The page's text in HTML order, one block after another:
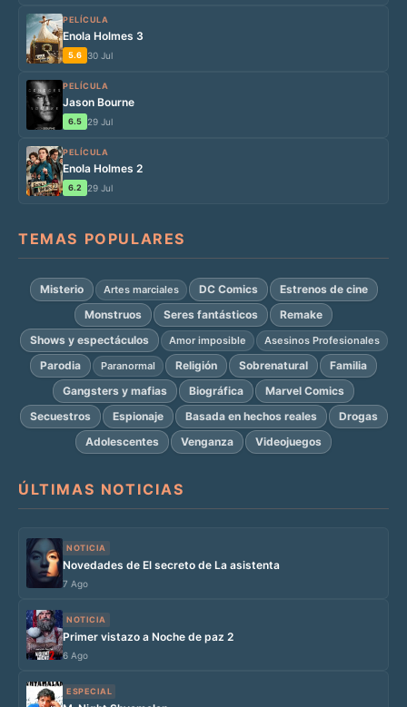
PELÍCULA
Enola Holmes 3
5.6 30 Jul
PELÍCULA
Jason Bourne
6.5 29 Jul
PELÍCULA
Enola Holmes 2
6.2 29 Jul
TEMAS POPULARES
Misterio Artes marciales DC Comics
Estrenos de cine
Monstruos
Seres fantásticos
Remake
Shows y espectáculos
Amor imposible Asesinos Profesionales
Parodia Paranormal Religión Sobrenatural
Familia
Gangsters y mafias
Biográfica
Marvel Comics
Secuestros
Espionaje Basada en hechos reales
Drogas
Adolescentes
Venganza Videojuegos
ÚLTIMAS NOTICIAS
NOTICIA
Novedades de El secreto de La asistenta
7 Ago
NOTICIA
Primer vistazo a Noche de paz 2
6 Ago
ESPECIAL